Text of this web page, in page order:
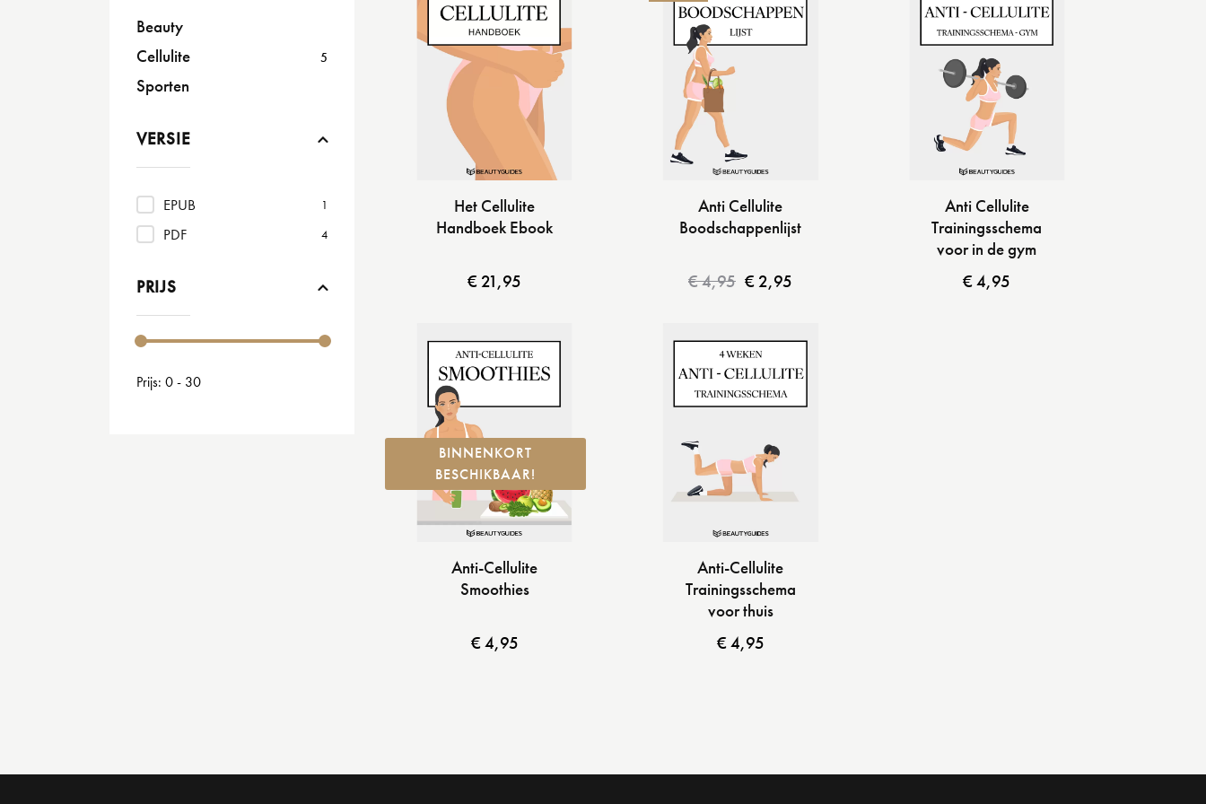
Het Cellulite
Handboek Ebook
€ 21,95
Anti Cellulite
Boodschappenlijst
€4,95 € 2,95
Anti Cellulite
Trainingsschema
voor in de gym
€4,95
BINNENKORT
BESCHIKBAAR!
Anti-Cellulite
Smoothies
€4,95
Anti-Cellulite
Trainingsschema
voor thuis
€4,95
Beauty
Cellulite
5
Sporten
VERSIE
EPUB 1
PDF 4
PRIJS
Prijs: 0 - 30